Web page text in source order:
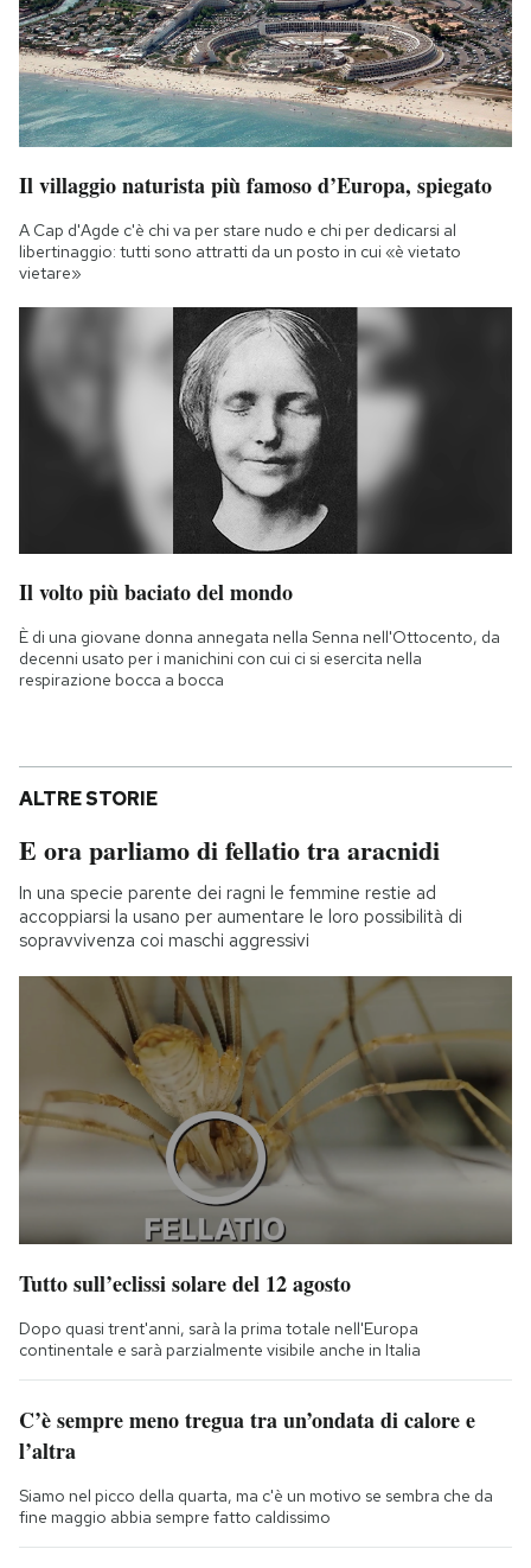
Il villaggio naturista più famoso d’Europa, spiegato
A Cap d'Agde c'è chi va per stare nudo e chi per dedicarsi al
libertinaggio: tutti sono attratti da un posto in cui «è vietato
vietare»
Il volto più baciato del mondo
È di una giovane donna annegata nella Senna nell'Ottocento, da
decenni usato per i manichini con cui ci si esercita nella
respirazione bocca a bocca
ALTRE STORIE
E ora parliamo di fellatio tra aracnidi
In una specie parente dei ragni le femmine restie ad
accoppiarsi la usano per aumentare le loro possibilità di
sopravvivenza coi maschi aggressivi
Tutto sull’eclissi solare del 12 agosto
Dopo quasi trent'anni, sarà la prima totale nell'Europa
continentale e sarà parzialmente visibile anche in Italia
C’è sempre meno tregua tra un’ondata di calore e
l’altra
Siamo nel picco della quarta, ma c'è un motivo se sembra che da
fine maggio abbia sempre fatto caldissimo